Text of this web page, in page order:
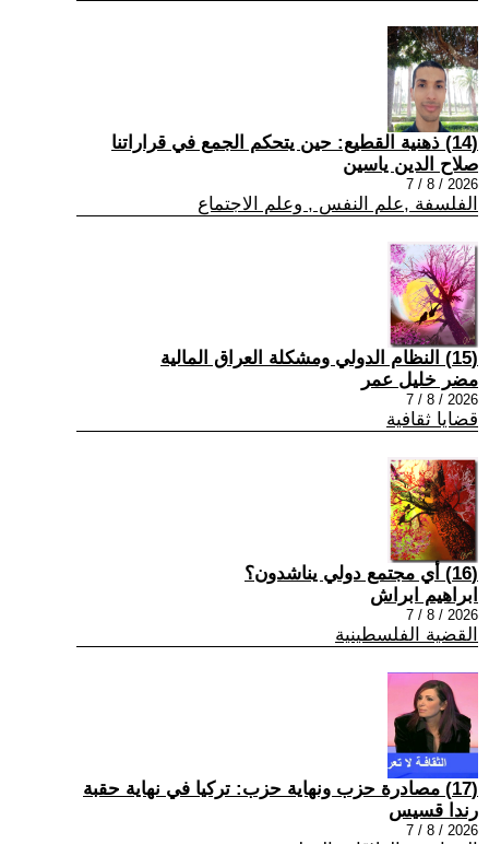
(14) ذهنية القطيع: حين يتحكم الجمع في قراراتنا
صلاح الدين ياسين
2026 / 8 / 7
الفلسفة ,علم النفس , وعلم الاجتماع
(15) النظام الدولي ومشكلة العراق المالية
مضر خليل عمر
2026 / 8 / 7
قضايا ثقافية
(16) أي مجتمع دولي يناشدون؟
ابراهيم ابراش
2026 / 8 / 7
القضية الفلسطينية
(17) مصادرة حزب ونهاية حزب: تركيا في نهاية حقبة
رندا قسيس
2026 / 8 / 7